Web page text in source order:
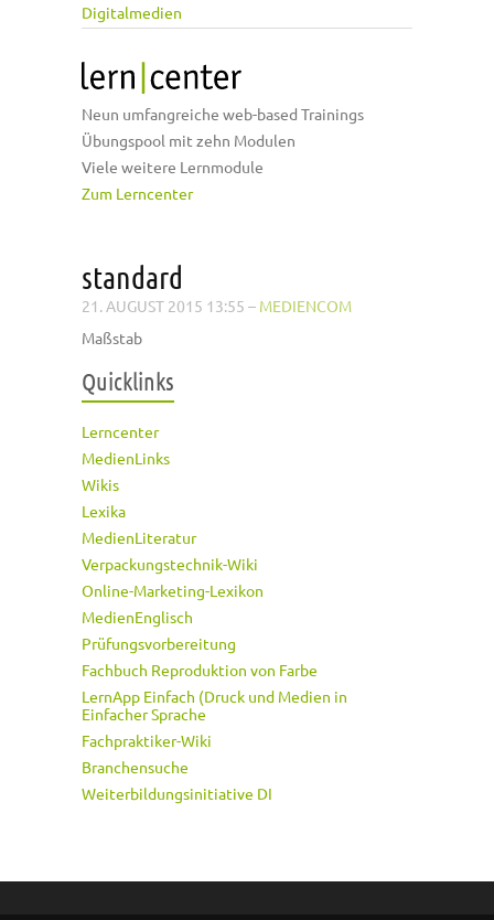
Digitalmedien
Neun umfangreiche web-based Trainings
Übungspool mit zehn Modulen
Viele weitere Lernmodule
Zum Lerncenter
standard
21. AUGUST 2015 13:55 – MEDIENCOM
Maßstab
Quicklinks
Lerncenter
MedienLinks
Wikis
Lexika
MedienLiteratur
Verpackungstechnik-Wiki
Online-Marketing-Lexikon
MedienEnglisch
Prüfungsvorbereitung
Fachbuch Reproduktion von Farbe
LernApp Einfach (Druck und Medien in
Einfacher Sprache
Fachpraktiker-Wiki
Branchensuche
Weiterbildungsinitiative DI